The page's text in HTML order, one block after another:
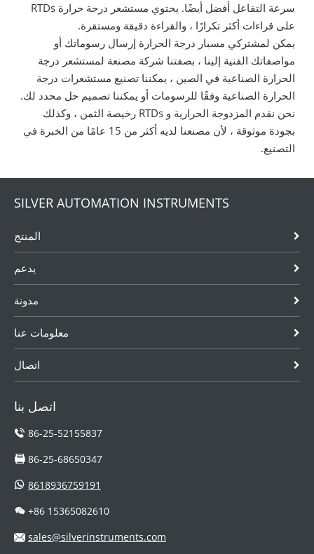
سرعة التفاعل أفضل أيضًا. يحتوي مستشعر درجة حرارة RTDs
على قراءات أكثر تكرارًا ، والقراءة دقيقة ومستقرة.
يمكن لمشتركي مسبار درجة الحرارة إرسال رسوماتك أو
مواصفاتك الفنية إلينا ، بصفتنا شركة مصنعة لمستشعر درجة
الحرارة الصناعية في الصين ، يمكننا تصنيع مستشعرات درجة
الحرارة الصناعية وفقًا للرسومات أو يمكننا تصميم حل محدد لك.
نحن نقدم المزدوجة الحرارية و RTDs رخيصة الثمن ، وكذلك
بجودة موثوقة ، لأن مصنعنا لديه أكثر من 15 عامًا من الخبرة في
التصنيع.
SILVER AUTOMATION INSTRUMENTS
المنتج
يدعم
مدونة
معلومات عنا
اتصال
اتصل بنا
86-25-52155837
86-25-68650347
8618936759191
+86 15365082610
sales@silverinstruments.com